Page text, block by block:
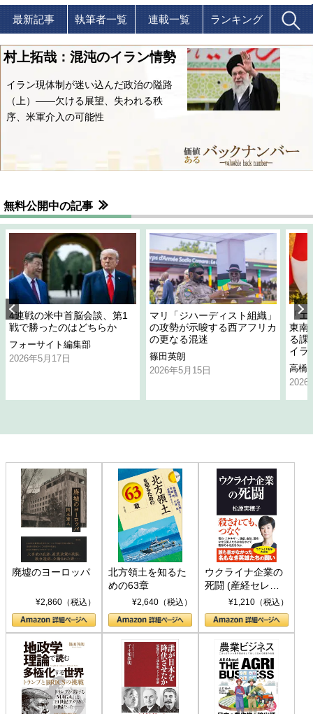
最新記事 執筆者一覧 連載一覧 ランキング
村上拓哉：混沌のイラン情勢
イラン現体制が迷い込んだ政治の隘路
（上）――欠ける展望、失われる秩
序、米軍介入の可能性
無料公開中の記事
4連戦の米中首脳会談、第1
戦で勝ったのはどちらか
フォーサイト編集部
2026年5月17日
マリ「ジハーディスト組織」
の攻勢が示唆する西アフリカ
の更なる混迷
篠田英朗
2026年5月15日
「
東南
る課
イラ
高橋
2026
廃墟のヨーロッパ
¥2,860（税込）
北方領土を知るた
めの63章
¥2,640（税込）
ウクライナ企業の
死闘 (産経セレク
ト S 039)¥1,210（税込）